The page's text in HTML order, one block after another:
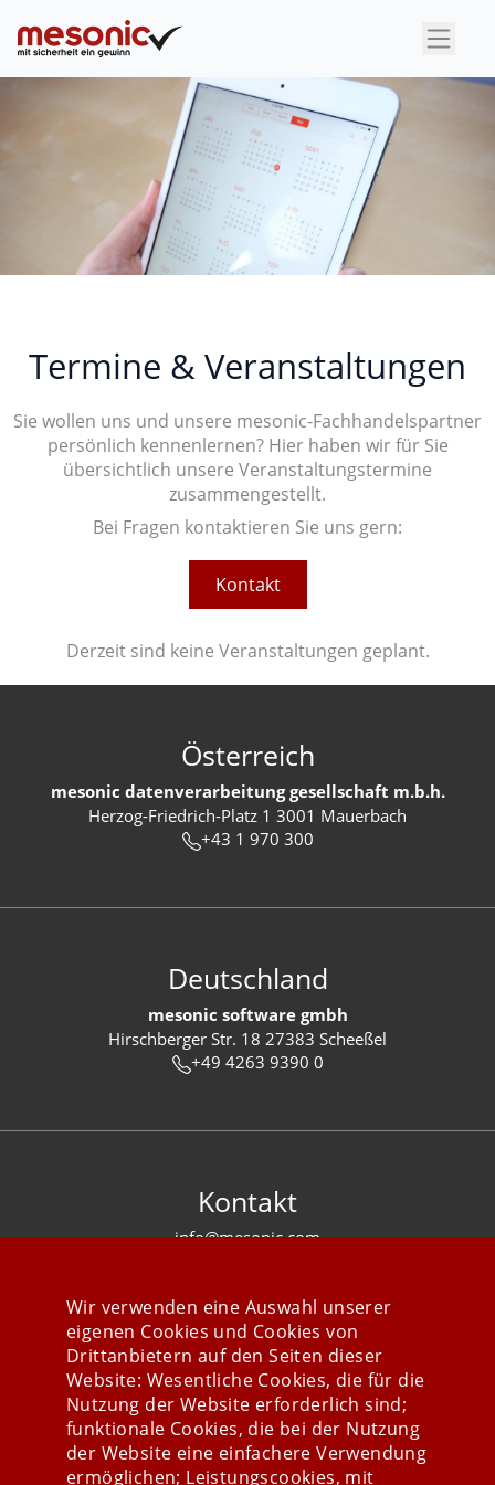
×
Termine & Veranstaltungen
Sie wollen uns und unsere mesonic-Fachhandelspartner
persönlich kennenlernen? Hier haben wir für Sie
übersichtlich unsere Veranstaltungstermine
zusammengestellt.
Bei Fragen kontaktieren Sie uns gern:
Kontakt
Derzeit sind keine Veranstaltungen geplant.
Österreich
mesonic datenverarbeitung gesellschaft m.b.h.
Herzog-Friedrich-Platz 1 3001 Mauerbach
+43 1 970 300
Deutschland
mesonic software gmbh
Hirschberger Str. 18 27383 Scheeßel
+49 4263 9390 0
Kontakt
info@mesonic.com
Stay connected
Wir verwenden eine Auswahl unserer
eigenen Cookies und Cookies von
Drittanbietern auf den Seiten dieser
Website: Wesentliche Cookies, die für die
Nutzung der Website erforderlich sind;
funktionale Cookies, die bei der Nutzung
der Website eine einfachere Verwendung
ermöglichen; Leistungscookies, mit